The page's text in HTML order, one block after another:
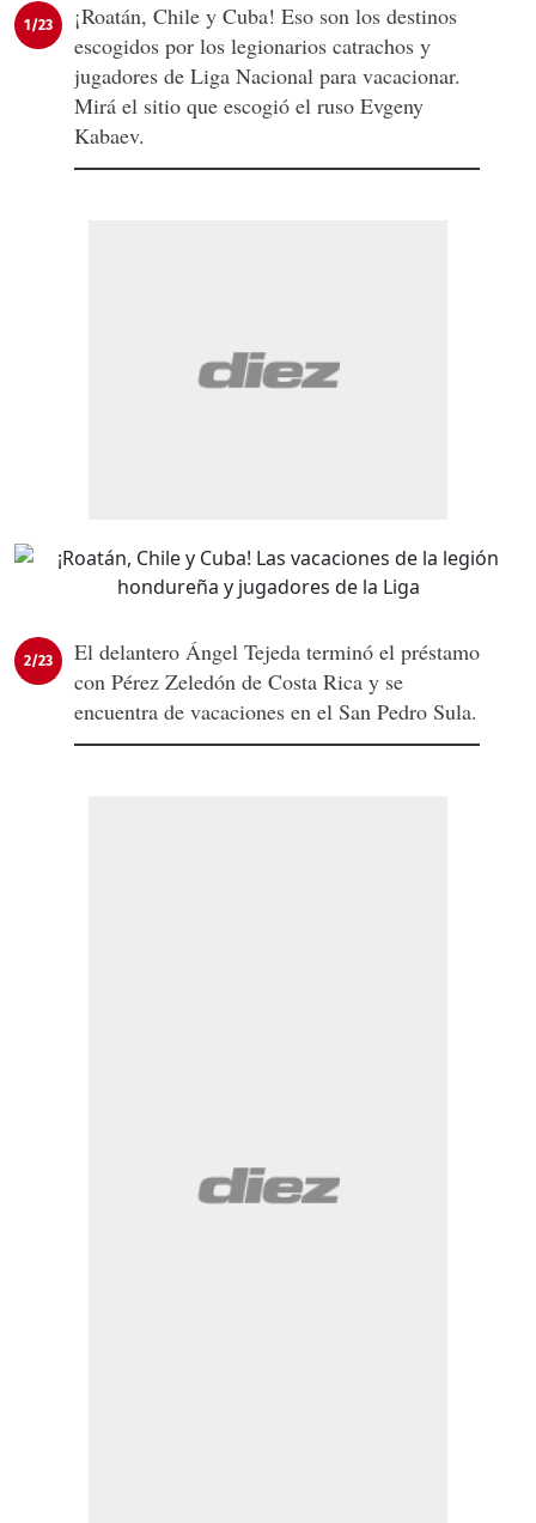
1/23
¡Roatán, Chile y Cuba! Eso son los destinos
escogidos por los legionarios catrachos y
jugadores de Liga Nacional para vacacionar.
Mirá el sitio que escogió el ruso Evgeny
Kabaev.
2/23
El delantero Ángel Tejeda terminó el préstamo
con Pérez Zeledón de Costa Rica y se
encuentra de vacaciones en el San Pedro Sula.